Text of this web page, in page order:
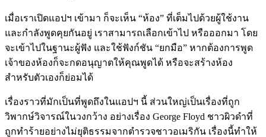
เมื่อเราเปิดแอปฯ เข้ามา ก็จะเห็น “ห้อง” ที่เต็มไปด้วยผู้ใช้งาน
และกำลังพูดคุยกันอยู่ เราสามารถเลือกเข้าไป หรือออกมา โดย
จะเข้าไปในฐานะผู้ฟัง และใช้ฟังก์ชัน “ยกมือ” หากต้องการพูด
เจ้าของห้องก็จะกดอนุญาตให้คุณพูดได้ หรือจะสร้างห้อง
สำหรับตัวเองก็ย่อมได้
เรื่องราวที่มักเป็นที่พูดถึงในแอปฯ นี้ ส่วนใหญ่เป็นเรื่องที่ถูก
วิพากษ์วิจารณ์ในวงกว้าง อย่างเรื่อง George Floyd ชาวผิวดำที่
ถูกทำร้ายอย่างไม่ยุติธรรมจากตำรวจชาวอเมริกัน เรื่องนี้ทำให้